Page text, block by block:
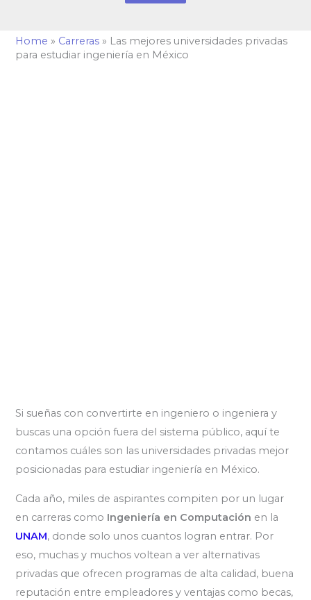
Home » Carreras » Las mejores universidades privadas
para estudiar ingeniería en México
Si sueñas con convertirte en ingeniero o ingeniera y
buscas una opción fuera del sistema público, aquí te
contamos cuáles son las universidades privadas mejor
posicionadas para estudiar ingeniería en México.
Cada año, miles de aspirantes compiten por un lugar
en carreras como Ingeniería en Computación en la
UNAM, donde solo unos cuantos logran entrar. Por
eso, muchas y muchos voltean a ver alternativas
privadas que ofrecen programas de alta calidad, buena
reputación entre empleadores y ventajas como becas,